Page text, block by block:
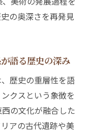
の奥深さを再発見
語る歴史の深み
歴史の重層性を語
クスという象徴を
の文化が融合した
アの古代遺跡や美